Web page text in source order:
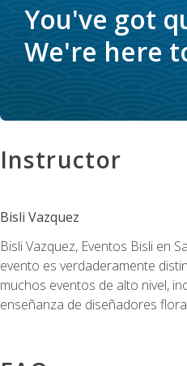
You've got
We're here
Instructor
Bisli Vazquez
Bisli Vazquez, Eventos Bisli en
evento es verdaderamente
muchos eventos de alto nivel,
enseñanza de diseñadores